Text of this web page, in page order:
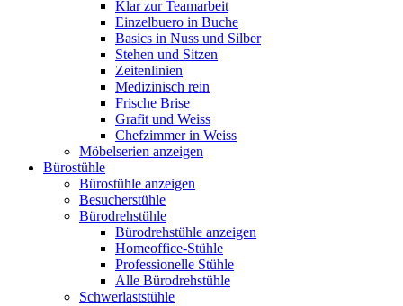
Klar zur Teamarbeit
Einzelbuero in Buche
Basics in Nuss und Silber
Stehen und Sitzen
Zeitenlinien
Medizinisch rein
Frische Brise
Grafit und Weiss
Chefzimmer in Weiss
Möbelserien anzeigen
Bürostühle
Bürostühle anzeigen
Besucherstühle
Bürodrehstühle
Bürodrehstühle anzeigen
Homeoffice-Stühle
Professionelle Stühle
Alle Bürodrehstühle
Schwerlaststühle